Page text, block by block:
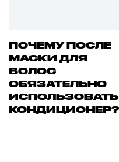
ПОЧЕМУ ПОСЛЕ
МАСКИ ДЛЯ
ВОЛОС
ОБЯЗАТЕЛЬНО
ИСПОЛЬЗОВАТЬ
КОНДИЦИОНЕР?